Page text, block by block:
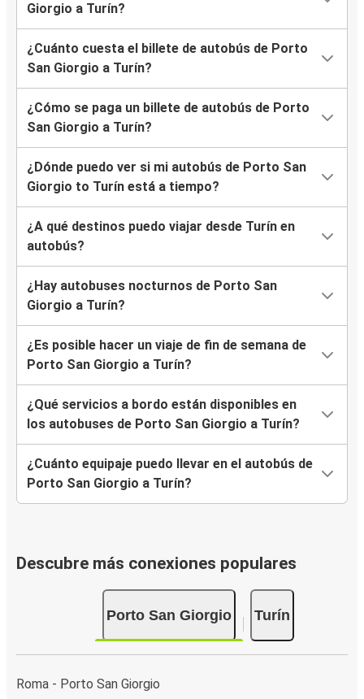
Giorgio a Turín?
¿Cuánto cuesta el billete de autobús de Porto
San Giorgio a Turín?
¿Cómo se paga un billete de autobús de Porto
San Giorgio a Turín?
¿Dónde puedo ver si mi autobús de Porto San
Giorgio to Turín está a tiempo?
¿A qué destinos puedo viajar desde Turín en
autobús?
¿Hay autobuses nocturnos de Porto San
Giorgio a Turín?
¿Es posible hacer un viaje de fin de semana de
Porto San Giorgio a Turín?
¿Qué servicios a bordo están disponibles en
los autobuses de Porto San Giorgio a Turín?
¿Cuánto equipaje puedo llevar en el autobús de
Porto San Giorgio a Turín?
Descubre más conexiones populares
Porto San Giorgio Turín
Roma - Porto San Giorgio